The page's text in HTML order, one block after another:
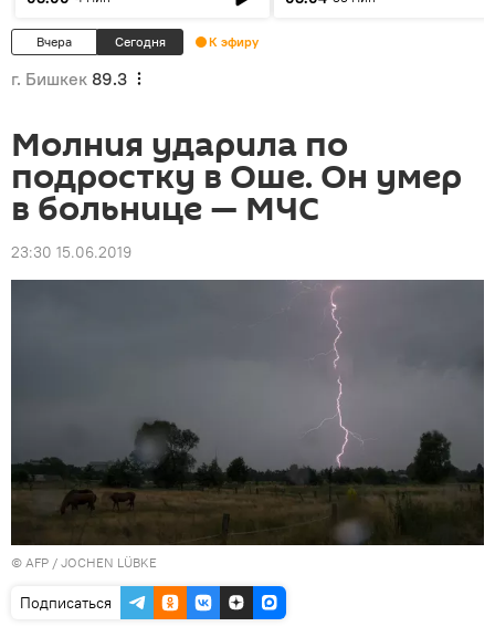
Вчера Сегодня К эфиру
г. Бишкек 89.3
Молния ударила по
подростку в Оше. Он умер
в больнице — МЧС
23:30 15.06.2019
© AFP / JOCHEN LÜBKE
Подписаться